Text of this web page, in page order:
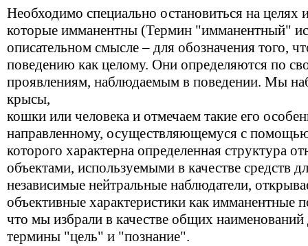
Необходимо специально остановиться на целях
которые имманентны (Термин "имманентный"
описательном смысле – для обозначения того,
поведению как целому. Они определяются по
проявлениям, наблюдаемым в поведении. Мы
крысы,
кошки или человека и отмечаем такие его
направленному, осуществляющемуся с помощью
которого характерна определенная структура
объектами, используемыми в качестве средств
независимые нейтральные наблюдатели,
объективные характеристики как имманентные
что мы избрали в качестве общих наименований
термины "цель" и "познание".